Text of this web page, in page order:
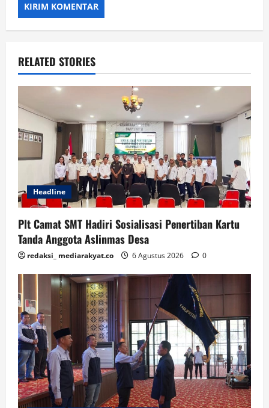
RELATED STORIES
Headline
Plt Camat SMT Hadiri Sosialisasi Penertiban Kartu
Tanda Anggota Aslinmas Desa
redaksi_ mediarakyat.co 6 Agustus 2026 0